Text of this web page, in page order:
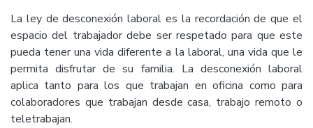
La ley de desconexión laboral es la recordación de que el
espacio del trabajador debe ser respetado para que este
pueda tener una vida diferente a la laboral, una vida que le
permita disfrutar de su familia. La desconexión laboral
aplica tanto para los que trabajan en oficina como para
colaboradores que trabajan desde casa, trabajo remoto o
teletrabajan.